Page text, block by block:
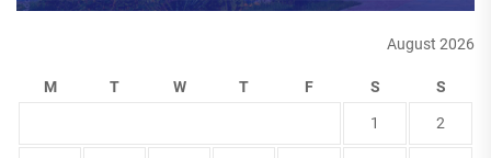
August 2026
M T W T F S S
1 2